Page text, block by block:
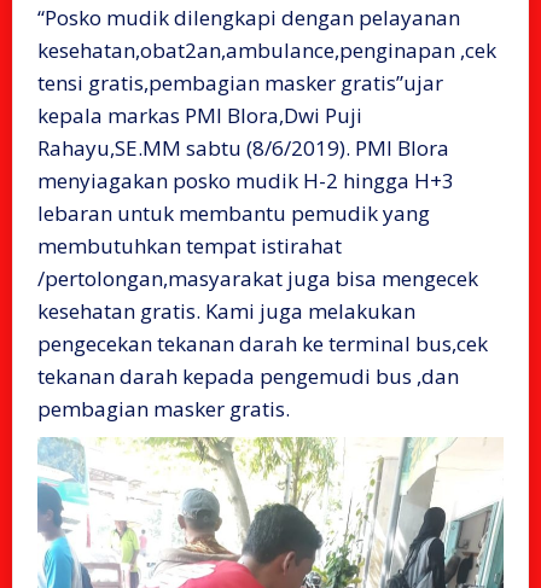
“Posko mudik dilengkapi dengan pelayanan
kesehatan,obat2an,ambulance,penginapan ,cek
tensi gratis,pembagian masker gratis”ujar
kepala markas PMI Blora,Dwi Puji
Rahayu,SE.MM sabtu (8/6/2019). PMI Blora
menyiagakan posko mudik H-2 hingga H+3
lebaran untuk membantu pemudik yang
membutuhkan tempat istirahat
/pertolongan,masyarakat juga bisa mengecek
kesehatan gratis. Kami juga melakukan
pengecekan tekanan darah ke terminal bus,cek
tekanan darah kepada pengemudi bus ,dan
pembagian masker gratis.